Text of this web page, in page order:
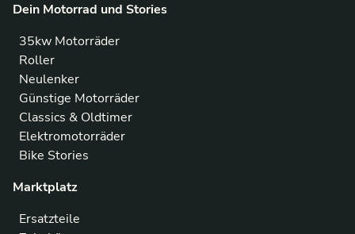
Dein Motorrad und Stories
35kw Motorräder
Roller
Neulenker
Günstige Motorräder
Classics & Oldtimer
Elektromotorräder
Bike Stories
Marktplatz
Ersatzteile